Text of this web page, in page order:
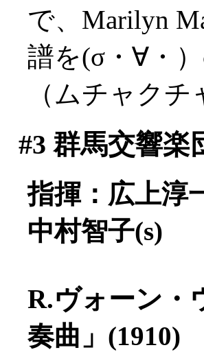
で、Marilyn
譜を(σ・∀・
（ムチャク
#3 群馬交響楽
指揮：広上淳
中村智子(s)
R.ヴォーン・
奏曲」(1910)